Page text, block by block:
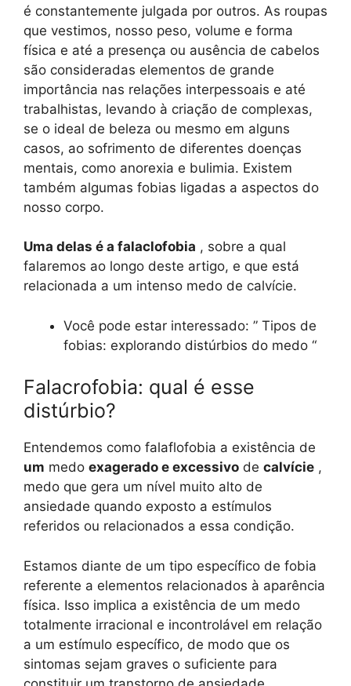
é constantemente julgada por outros. As roupas
que vestimos, nosso peso, volume e forma
física e até a presença ou ausência de cabelos
são consideradas elementos de grande
importância nas relações interpessoais e até
trabalhistas, levando à criação de complexas,
se o ideal de beleza ou mesmo em alguns
casos, ao sofrimento de diferentes doenças
mentais, como anorexia e bulimia. Existem
também algumas fobias ligadas a aspectos do
nosso corpo.
Uma delas é a falaclofobia , sobre a qual
falaremos ao longo deste artigo, e que está
relacionada a um intenso medo de calvície.
Você pode estar interessado: ” Tipos de
fobias: explorando distúrbios do medo “
Falacrofobia: qual é esse
distúrbio?
Entendemos como falaflofobia a existência de
um medo exagerado e excessivo de calvície ,
medo que gera um nível muito alto de
ansiedade quando exposto a estímulos
referidos ou relacionados a essa condição.
Estamos diante de um tipo específico de fobia
referente a elementos relacionados à aparência
física. Isso implica a existência de um medo
totalmente irracional e incontrolável em relação
a um estímulo específico, de modo que os
sintomas sejam graves o suficiente para